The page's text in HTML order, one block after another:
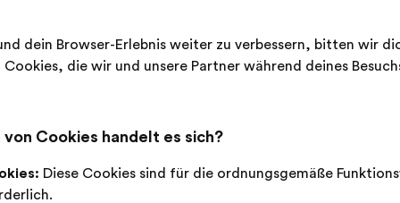
Ich
stimme
79 %
Dieser
Vorschlag
Neutral
:
15 %
Dieser
Vorschlag
Comment améliorer ensemble la
dein Browser-Erlebnis weiter zu verbessern, bitten wir
die wir und unsere Partner während deines
Cookies handelt es sich?
Diese Cookies sind für die ordnungsgemäße